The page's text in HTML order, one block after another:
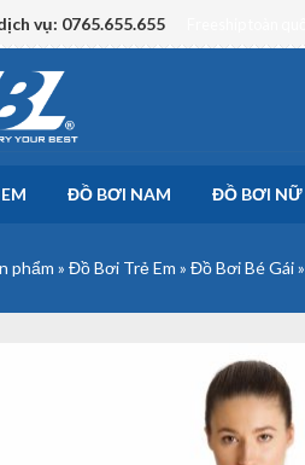
vụ: 0765.655.655
ĐỒ BƠI NAM ĐỒ BƠI NỮ
phẩm » Đồ Bơi Trẻ Em » Đồ Bơi Bé Gái»